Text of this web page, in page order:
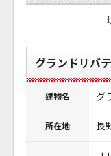
グランドリバ
建物名 グ
所在地 長